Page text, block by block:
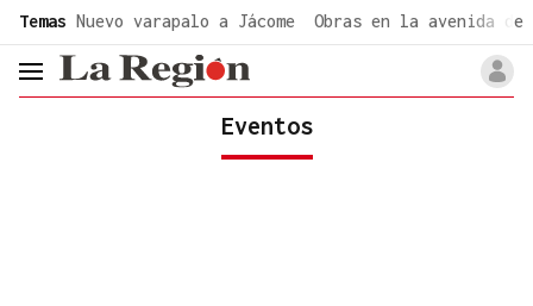
Temas Nuevo varapalo a Jácome Obras en la avenida de
header.menu.open
Eventos